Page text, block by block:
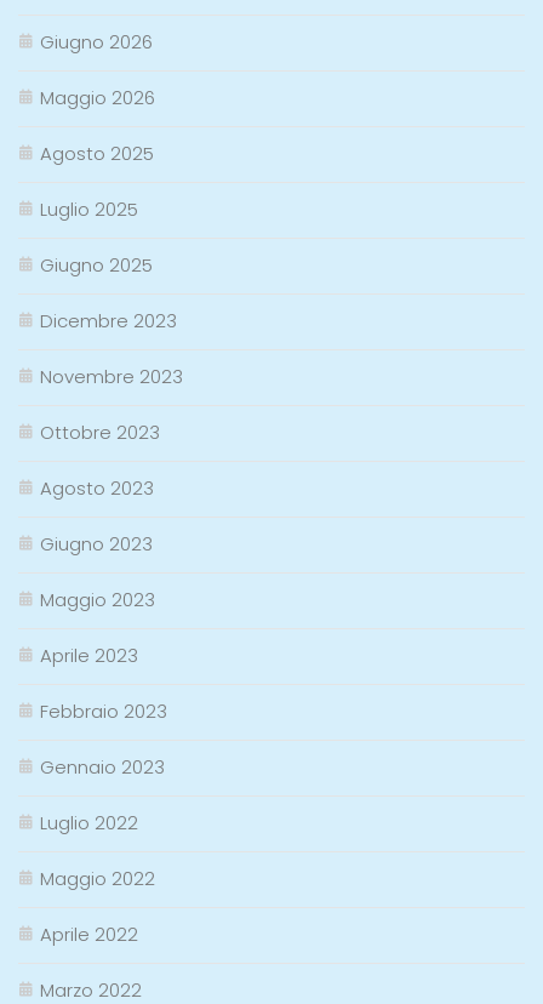
Giugno 2026
Maggio 2026
Agosto 2025
Luglio 2025
Giugno 2025
Dicembre 2023
Novembre 2023
Ottobre 2023
Agosto 2023
Giugno 2023
Maggio 2023
Aprile 2023
Febbraio 2023
Gennaio 2023
Luglio 2022
Maggio 2022
Aprile 2022
Marzo 2022